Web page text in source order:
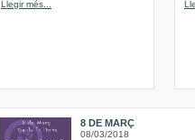
Llegir més...
8 DE MARÇ
08/03/2018